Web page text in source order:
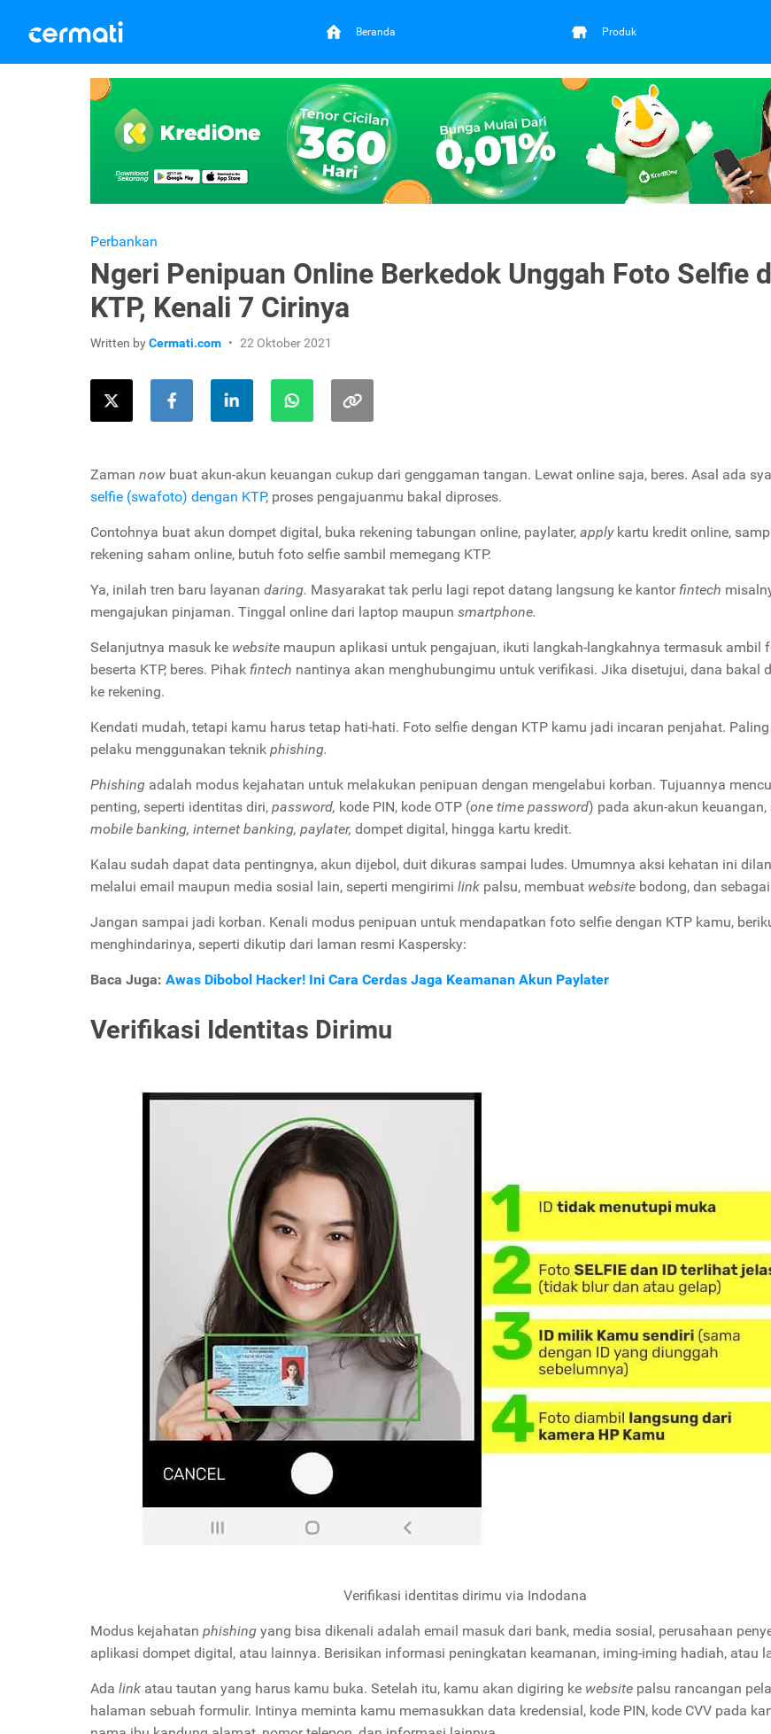
Beranda Produk
Perbankan
Ngeri Penipuan Online Berkedok Unggah Foto Selfie
KTP, Kenali 7 Cirinya
Written byCermati.com 22 Oktober 2021
Zaman now buat akun-akun keuangan cukup dari genggaman tangan. Lewat online saja, beres. Asal ada
selfie (swafoto) dengan KTP, proses pengajuanmu bakal diproses.
Contohnya buat akun dompet digital, buka rekening tabungan online, paylater, apply kartu kredit online,
rekening saham online, butuh foto selfie sambil memegang KTP.
Ya, inilah tren baru layanan daring. Masyarakat tak perlu lagi repot datang langsung ke kantorfintech
mengajukan pinjaman. Tinggal online dari laptop maupun smartphone.
Selanjutnya masuk ke website maupun aplikasi untuk pengajuan, ikuti langkah-langkahnya termasuk ambil
beserta KTP, beres. Pihak fintech nantinya akan menghubungimu untuk verifikasi. Jika disetujui, dana bakal
ke rekening.
Kendati mudah, tetapi kamu harus tetap hati-hati. Foto selfie dengan KTP kamu jadi incaran penjahat.
pelaku menggunakan teknik phishing.
Phishing adalah modus kejahatan untuk melakukan penipuan dengan mengelabui korban. Tujuannya
penting, seperti identitas diri, password, kode PIN, kode OTP (one time password) pada akun-akun keuangan,
mobile banking, internet banking, paylater, dompet digital, hingga kartu kredit.
Kalau sudah dapat data pentingnya, akun dijebol, duit dikuras sampai ludes. Umumnya aksi kehatan ini
melalui email maupun media sosial lain, seperti mengirimi link palsu, membuat website bodong, dan
Jangan sampai jadi korban. Kenali modus penipuan untuk mendapatkan foto selfie dengan KTP kamu,
menghindarinya, seperti dikutip dari laman resmi Kaspersky:
Baca Juga: Awas Dibobol Hacker! Ini Cara Cerdas Jaga Keamanan Akun Paylater
Verifikasi Identitas Dirimu
Verifikasi identitas dirimu via Indodana
Modus kejahatan phishing yang bisa dikenali adalah email masuk dari bank, media sosial, perusahaan
aplikasi dompet digital, atau lainnya. Berisikan informasi peningkatan keamanan, iming-iming hadiah, atau
Ada link atau tautan yang harus kamu buka. Setelah itu, kamu akan digiring ke website palsu rancangan
halaman sebuah formulir. Intinya meminta kamu memasukkan data kredensial, kode PIN, kode CVV pada